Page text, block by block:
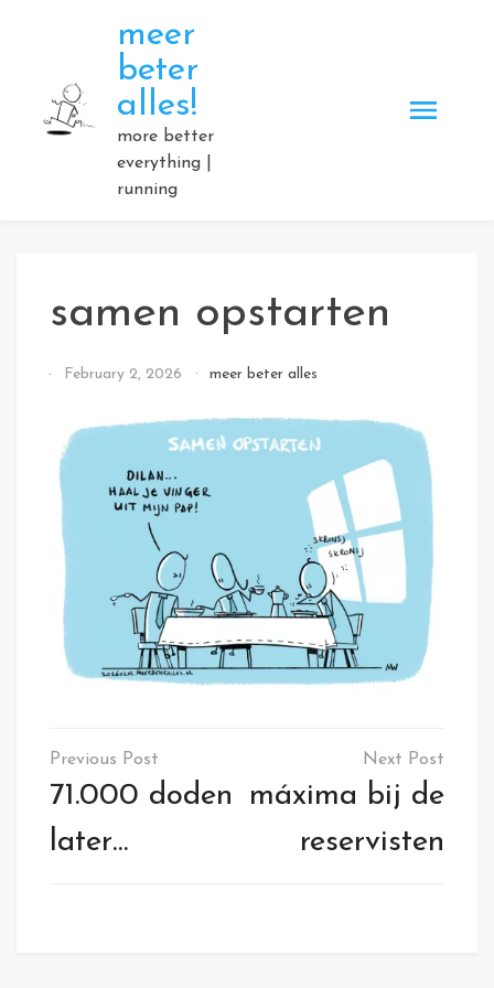
meer
beter
alles!
more better
everything |
running
samen opstarten
ByFebruary 2, 2026 meer beter alles
Post
navigation
71.000 doden
later…
máxima bij de
reservisten